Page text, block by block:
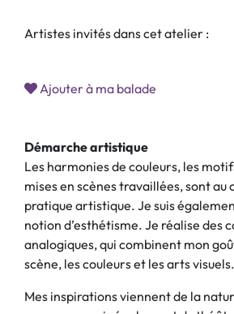
Artistes invités dans cet atelier :
Ajouter à ma balade
Démarche artistique
Les harmonies de couleurs, les
mises en scènes travaillées, sont
pratique artistique. Je suis
notion d’esthétisme. Je réalise des
analogiques, qui combinent mon
scène, les couleurs et les arts visuels.
Mes inspirations viennent de la